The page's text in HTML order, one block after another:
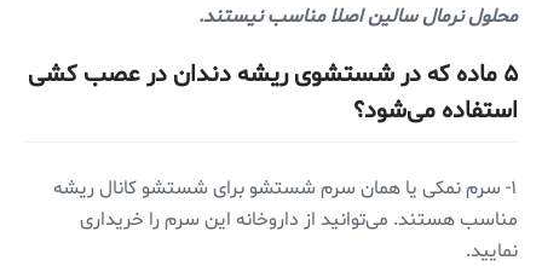
محلول نرمال سالین اصلا مناسب نیستند.
۵ ماده که در شستشوی ریشه دندان در عصب کشی
استفاده می‌شود؟
۱- سرم نمکی یا همان سرم شستشو برای شستشو کانال ریشه
مناسب هستند. می‌توانید از داروخانه این سرم را خریداری
نمایید.